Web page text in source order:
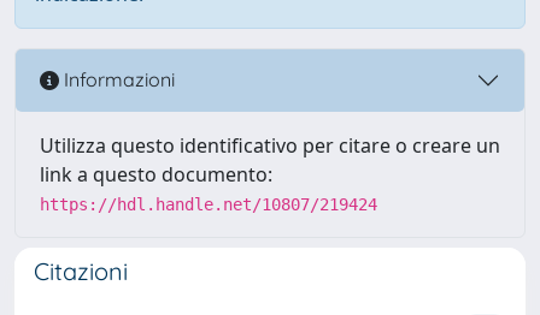
Informazioni
Utilizza questo identificativo per citare o creare un
link a questo documento:
https://hdl.handle.net/10807/219424
Citazioni